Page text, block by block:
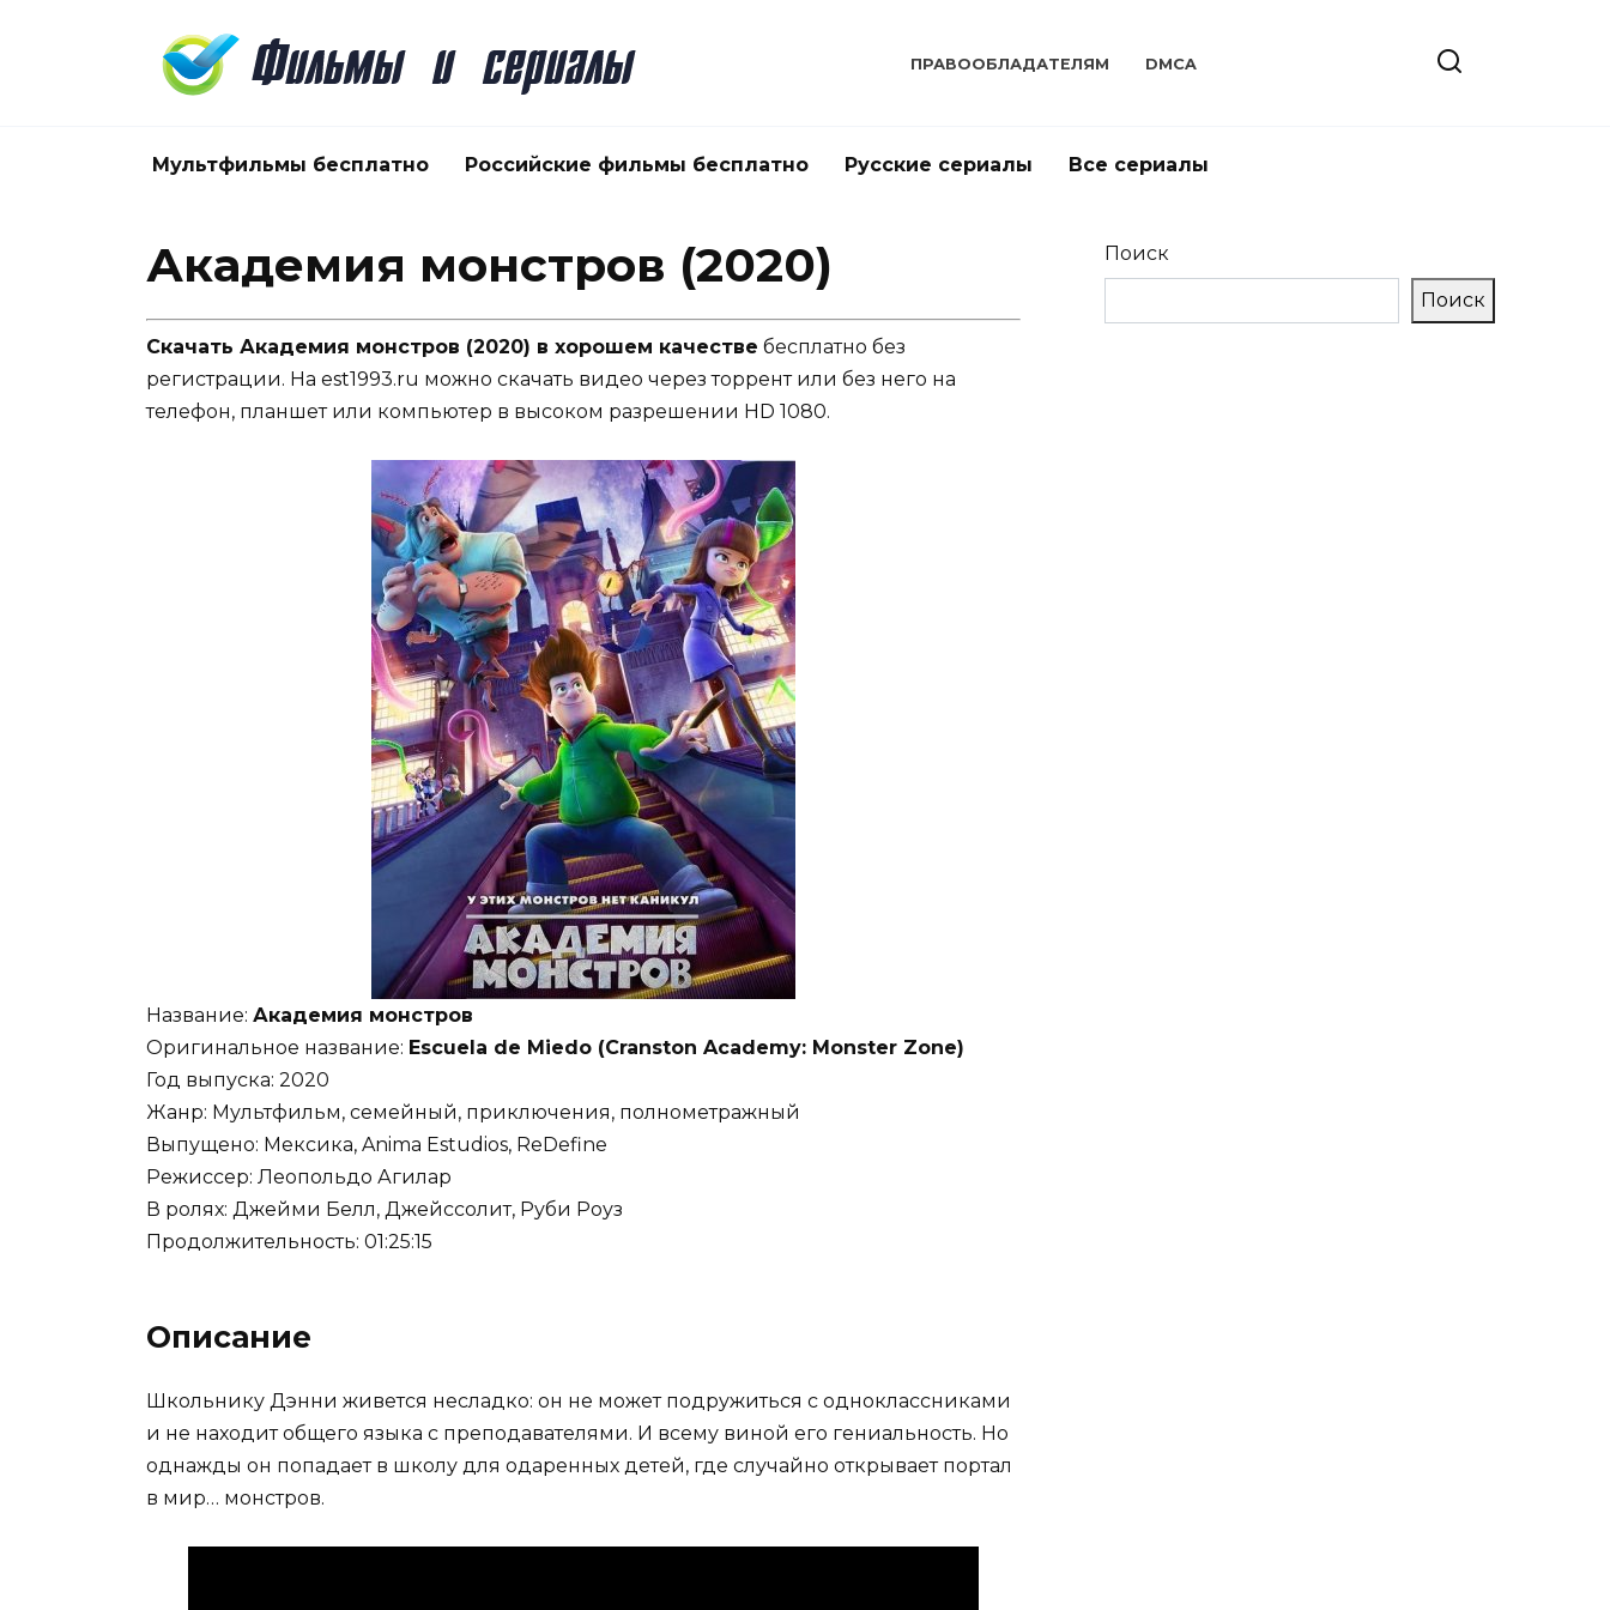
ПРАВООБЛАДАТЕЛЯМ DMCA
Мультфильмы бесплатно Российские фильмы бесплатно Русские сериалы Все сериалы
Академия монстров (2020)
Скачать Академия монстров (2020) в хорошем качестве бесплатно без
регистрации. На est1993.ru можно скачать видео через торрент или без него на
телефон, планшет или компьютер в высоком разрешении HD 1080.
Название: Академия монстров
Оригинальное название: Escuela de Miedo (Cranston Academy: Monster Zone)
Год выпуска: 2020
Жанр: Мультфильм, семейный, приключения, полнометражный
Выпущено: Мексика, Anima Estudios, ReDefine
Режиссер: Леопольдо Агилар
В ролях: Джейми Белл, Джейссолит, Руби Роуз
Продолжительность: 01:25:15
Описание
Школьнику Дэнни живется несладко: он не может подружиться с одноклассниками
и не находит общего языка с преподавателями. И всему виной его гениальность. Но
однажды он попадает в школу для одаренных детей, где случайно открывает портал
в мир… монстров.
Поиск
Поиск